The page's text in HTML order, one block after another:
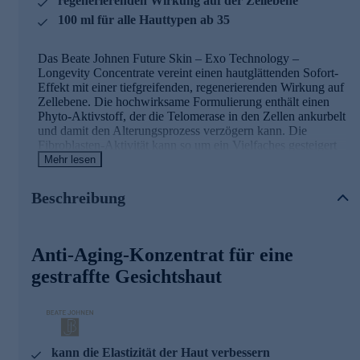
100 ml für alle Hauttypen ab 35
Das Beate Johnen Future Skin – Exo Technology –
Longevity Concentrate vereint einen hautglättenden Sofort-
Effekt mit einer tiefgreifenden, regenerierenden Wirkung auf
Zellebene. Die hochwirksame Formulierung enthält einen
Phyto-Aktivstoff, der die Telomerase in den Zellen ankurbelt
und damit den Alterungsprozess verzögern kann. Die
Fibroblasten-Aktivität kann so um ein Vielfaches gesteigert
werden und die Spannkraft der Haut verbessert.
Aktivierung des Telomerase-Gens verzögern. Bei der
Rahmen der Zellteilung entgegenwirkt. Infolge der
Intensivierung der Fibroblasten-Teilung erhält die Haut ein
vitaleres Aussehen.
Das revolutionäre Future Solution 2-Phasen-
Wirkprinzip
Das Prinzip vereint die neuesten Technologien auf dem
Mehr lesen
Beschreibung
Anti-Aging-Konzentrat für eine
gestraffte Gesichtshaut
kann die Elastizität der Haut verbessern